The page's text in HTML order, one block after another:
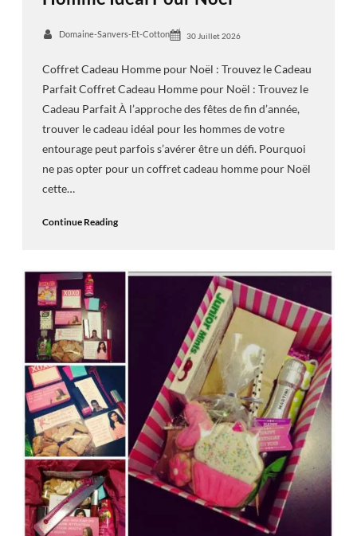
Domaine-Sanvers-Et-Cotton 30 Juillet 2026
Coffret Cadeau Homme pour Noël : Trouvez le Cadeau
Parfait Coffret Cadeau Homme pour Noël : Trouvez le
Cadeau Parfait À l’approche des fêtes de fin d’année,
trouver le cadeau idéal pour les hommes de votre
entourage peut parfois s’avérer être un défi. Pourquoi
ne pas opter pour un coffret cadeau homme pour Noël
cette…
Continue Reading